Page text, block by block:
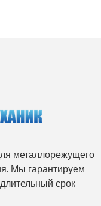
металлорежущего
Мы гарантируем
срок